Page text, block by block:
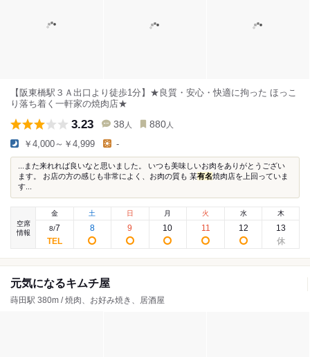
【阪東橋駅３Ａ出口より徒歩1分】★良質・安心・快適に拘った ほっこ
り落ち着く一軒家の焼肉店★
3.23 38 人 880 人
￥4,000～￥4,999 -
...また来れれば良いなと思いました。 いつも美味しいお肉をありがとうござい
ます。 お店の方の感じも非常によく、お肉の質も 某有名焼肉店を上回っていま
す...
空席
情報
金
8/7
土
8
日
9
月
10
火
11
水
12
木
13
元気になるキムチ屋
蒔田駅 380m / 焼肉、お好み焼き、居酒屋